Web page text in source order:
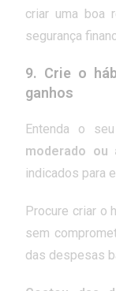
criar uma boa
segurança
9. Crie o
ganhos
Entenda o
moderado ou
indicados para
Procure criar o
sem
das despesas